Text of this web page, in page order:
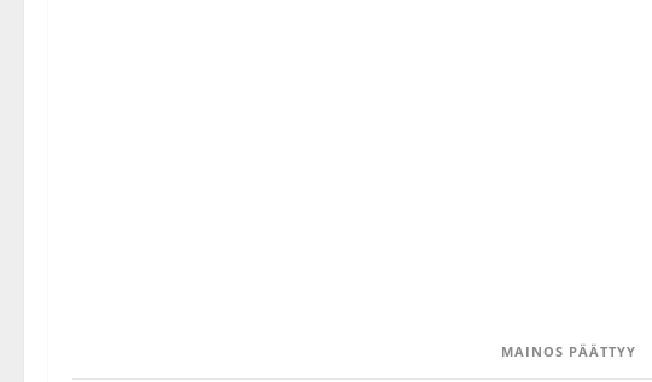
MAINOS PÄÄTTYY